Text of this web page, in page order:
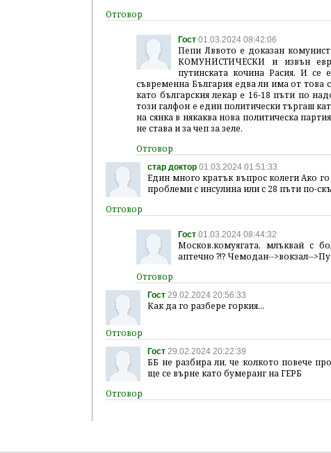
Гост 01.03.2024 08:42:06
Пепи Лввото е доказан
КОМУНИСТИЧЕСКИ и извън
путинската кочина Расия. И се
съвременна България едва ли има от това
като българския лекар е 16-18 пъти по
този галфон е един политически търгаш
на сянка в някаква нова политическа
не става и за чеп за зеле.
стар доктор 01.03.2024 01:51:33
Един много кратък въпрос колеги Ако
проблеми с инсулина или с 28 пъти по-
Гост 01.03.2024 08:44:32
Москов,комуягата, млъквай с
аптечно ?!? Чемодан-->вокзал--
Гост 29.02.2024 20:56:33
Как да го разбере горкия...
Гост 29.02.2024 20:22:39
ББ не разбира ли, че колкото повече
ще се върне като бумеранг на ГЕРБ